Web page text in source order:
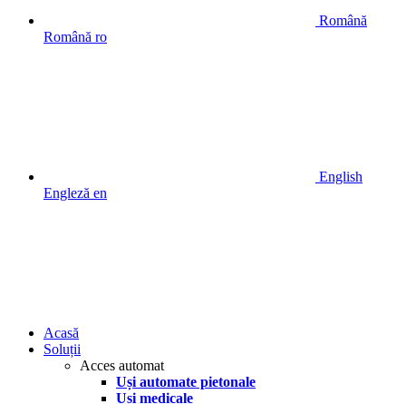
Română
Română ro
English
Engleză en
Acasă
Soluții
Acces automat
Uși automate pietonale
Uși medicale